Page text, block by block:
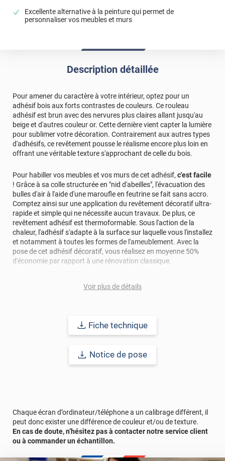
Excellente alternative à la peinture qui permet de
personnaliser vos meubles et murs
Description détaillée
Pour amener du caractère à votre intérieur, optez pour un
adhésif bois aux forts contrastes de couleurs. Ce rouleau
adhésif est brun avec des nervures plus claires allant jusqu'au
beige et d'autres couleur or. Cette dernière vient capter la lumière
pour sublimer votre décoration. Contrairement aux autres types
d'adhésifs, ce revêtement pousse le réalisme encore plus loin en
offrant une véritable texture s'approchant de celle du bois.
Pour habiller vos meubles et vos murs de cet adhésif, c'est facile
! Grâce à sa colle structurée en "nid d'abeilles", l'évacuation des
bulles d'air à l'aide d'une maroufle en feutrine se fait sans accro.
Comptez ainsi sur une application du revêtement décoratif ultra-
rapide et simple qui ne nécessite aucun travaux. De plus, ce
revêtement adhésif est thermoformable. Sous l'action de la
chaleur, l'adhésif s'adapte à la surface sur laquelle vous l'installez
et notamment à toutes les formes de l'ameublement. Avec la
pose de cet adhésif décoratif, vous réalisez en moyenne 50%
d'économie par rapport à une rénovation classique.
Pour donner une seconde jeunesse à vos murs ou meubles,
comptez sur ce vinyl de haute qualité avec une excellente
imperfections. Classé A+ au test C.O.V et C-s2,d0 au feu, ce
revêtement peut être installé dans un lieu ouvert public.
: 10 ans en pose intérieur (anti craquèlement,
écaillage, délamination et jaunissement)
Vous allez commander 1 face de porte avec un surplus de 13 cm
comprenant le retour porte + le cadre.
Voir plus de détails
Fiche technique
Notice de pose
Chaque écran d’ordinateur/téléphone a un calibrage différent, il
peut donc exister une différence de couleur et/ou de texture.
En cas de doute, n’hésitez pas à contacter notre service client
ou à commander un échantillon.